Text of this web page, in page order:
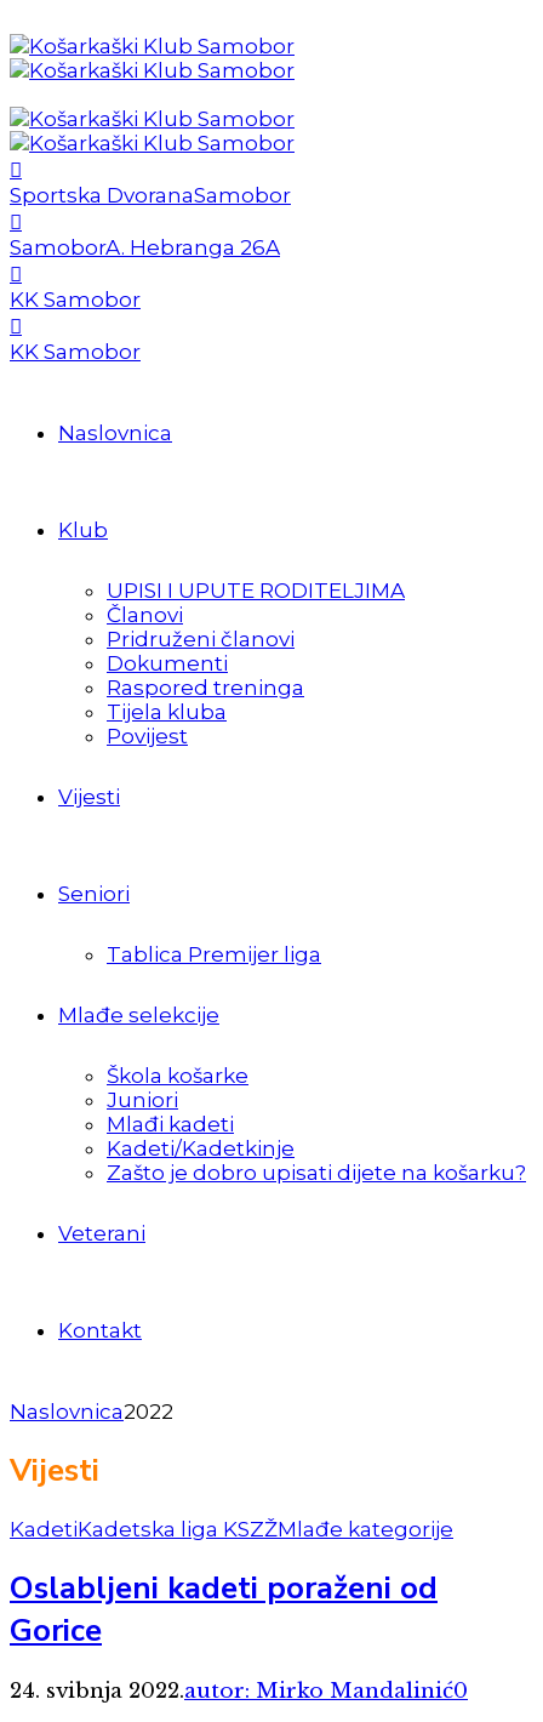
Sportska DvoranaSamobor
SamoborA. Hebranga 26A
KK Samobor
KK Samobor
Naslovnica
Klub
UPISI I UPUTE RODITELJIMA
Članovi
Pridruženi članovi
Dokumenti
Raspored treninga
Tijela kluba
Povijest
Vijesti
Seniori
Tablica Premijer liga
Mlađe selekcije
Škola košarke
Juniori
Mlađi kadeti
Kadeti/Kadetkinje
Zašto je dobro upisati dijete na košarku?
Veterani
Kontakt
Naslovnica2022
Vijesti
KadetiKadetska liga KSZŽMlađe kategorije
Oslabljeni kadeti poraženi od
Gorice
24. svibnja 2022.autor: Mirko Mandalinić0